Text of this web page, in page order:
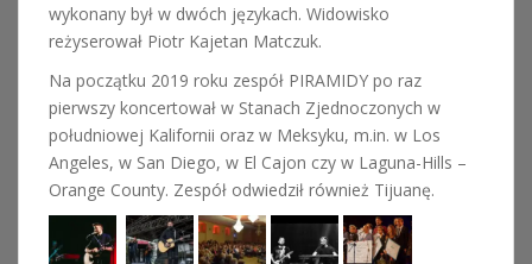
wykonany był w dwóch językach. Widowisko
reżyserował Piotr Kajetan Matczuk.
Na początku 2019 roku zespół PIRAMIDY po raz
pierwszy koncertował w Stanach Zjednoczonych w
południowej Kalifornii oraz w Meksyku, m.in. w Los
Angeles, w San Diego, w El Cajon czy w Laguna-Hills –
Orange County. Zespół odwiedził również Tijuanę.